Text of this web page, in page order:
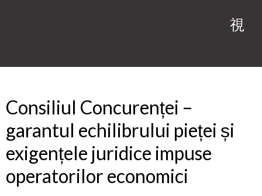
COMERCIAL
Consiliul Concurenței –
garantul echilibrului pieței și
exigențele juridice impuse
operatorilor economici